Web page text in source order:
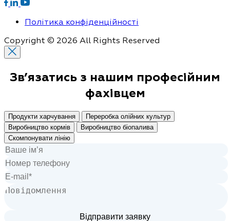
Політика конфіденційності
Copyright © 2026 All Rights Reserved
Зв’язатись з нашим професійним
фахівцем
Продукти харчування
Переробка олійних культур
Виробництво кормів
Виробництво біопалива
Скомпонувати лінію